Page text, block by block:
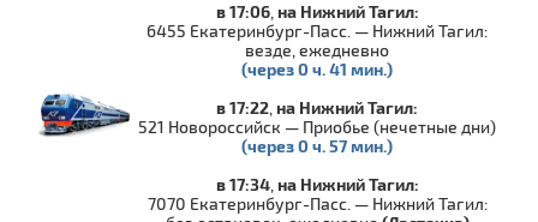
в 17:06, на Нижний Тагил:
6455 Екатеринбург-Пасс. — Нижний Тагил:
везде, ежедневно
(через 0 ч. 41 мин.)
в 17:22, на Нижний Тагил:
521 Новороссийск — Приобье (нечетные дни)
(через 0 ч. 57 мин.)
в 17:34, на Нижний Тагил:
7070 Екатеринбург-Пасс. — Нижний Тагил: